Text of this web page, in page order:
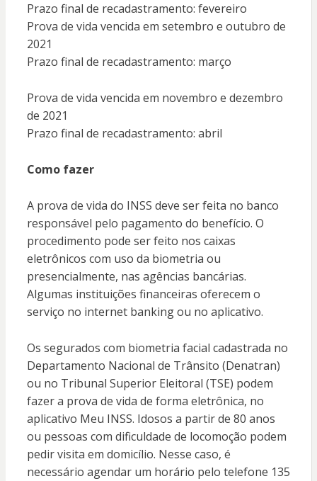
Prazo final de recadastramento: fevereiro
Prova de vida vencida em setembro e outubro de
2021
Prazo final de recadastramento: março
Prova de vida vencida em novembro e dezembro
de 2021
Prazo final de recadastramento: abril
Como fazer
A prova de vida do INSS deve ser feita no banco
responsável pelo pagamento do benefício. O
procedimento pode ser feito nos caixas
eletrônicos com uso da biometria ou
presencialmente, nas agências bancárias.
Algumas instituições financeiras oferecem o
serviço no internet banking ou no aplicativo.
Os segurados com biometria facial cadastrada no
Departamento Nacional de Trânsito (Denatran)
ou no Tribunal Superior Eleitoral (TSE) podem
fazer a prova de vida de forma eletrônica, no
aplicativo Meu INSS. Idosos a partir de 80 anos
ou pessoas com dificuldade de locomoção podem
pedir visita em domicílio. Nesse caso, é
necessário agendar um horário pelo telefone 135